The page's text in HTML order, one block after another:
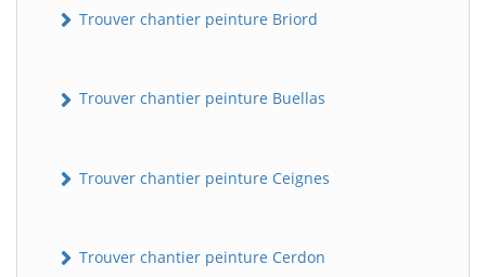
Trouver chantier peinture Briord
Trouver chantier peinture Buellas
Trouver chantier peinture Ceignes
Trouver chantier peinture Cerdon